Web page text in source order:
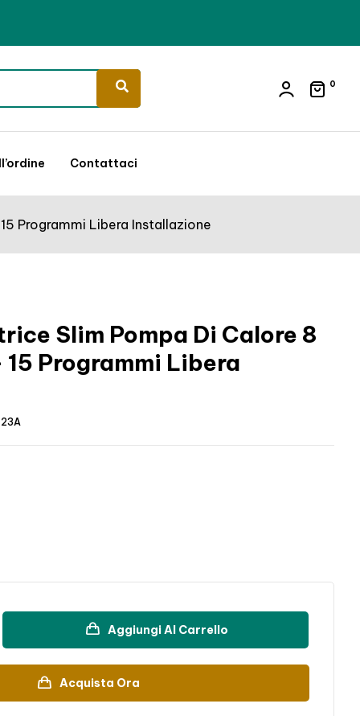
0
Contattaci
Programmi Libera Installazione
Slim Pompa Di Calore 8
15 Programmi Libera
Aggiungi Al Carrello
Acquista Ora